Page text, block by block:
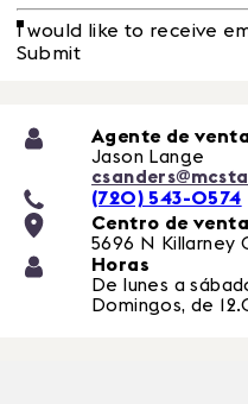
I would like to receive
Submit
Agente de
Jason Lange
(720) 543-0574
Centro de
5696 N Killarney
Horas
De lunes a
Domingos, de